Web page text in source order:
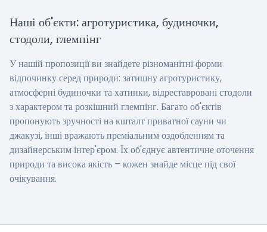
Наші об'єкти: агротуристика, будиночки,
стодоли, глемпінг
У нашій пропозиції ви знайдете різноманітні форми
відпочинку серед природи: затишну агротуристику,
атмосферні будиночки та хатинки, відреставровані стодоли
з характером та розкішний глемпінг. Багато об'єктів
пропонують зручності на кшталт приватної сауни чи
джакузі, інші вражають преміальним оздобленням та
дизайнерським інтер'єром. Їх об'єднує автентичне оточення
природи та висока якість – кожен знайде місце під свої
очікування.